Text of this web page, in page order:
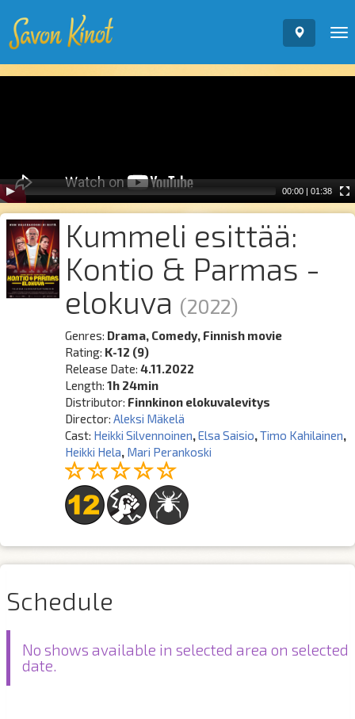
00:00 | 01:38
Kummeli esittää:
Kontio & Parmas -
elokuva (2022)
Genres: Drama, Comedy, Finnish movie
Rating: K-12 (9)
Release Date:4.11.2022
Length:1h 24min
Distributor: Finnkinon elokuvalevitys
Director: Aleksi Mäkelä
Cast: Heikki Silvennoinen,Elsa Saisio,Timo Kahilainen,
Heikki Hela, Mari Perankoski
Schedule
No shows available in selected area on selected
date.